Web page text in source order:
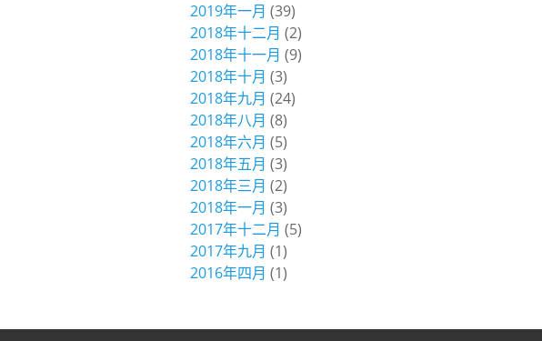
2019年一月 (39)
2018年十二月 (2)
2018年十一月 (9)
2018年十月 (3)
2018年九月 (24)
2018年八月 (8)
2018年六月 (5)
2018年五月 (3)
2018年三月 (2)
2018年一月 (3)
2017年十二月 (5)
2017年九月 (1)
2016年四月 (1)